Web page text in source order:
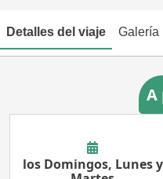
Detalles del viaje Galería
A
los Domingos, Lunes y